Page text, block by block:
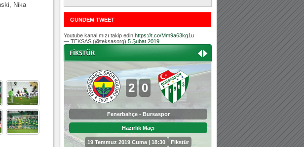
Nika
Hoş geldin Kerem Bebek!
Tribünlerimizden Mesut Ulusoy'un (Duka)
Hoş geldin Aslan bebek!
Teksas tribününden Kaan İnal'ın dünya ta
Hoş geldin Güneş bebek!
Teksas tribününden Sadettin Çetinoğlu'nu
GÜNDEM TWEET
Youtube kanalımızı takip edin!https://t.co/Mm9a63kg1u
— TEKSAS (@teksasorg) 5 Şubat 2019
Altınordu
Hafta
2 0
Fenerbahçe - Bursaspor
Hazırlık Maçı
19 Temmuz 2019 Cuma | 18:30 Fikstür
0 3
Bursaspor - Sepahan
Hazırlık Maçı
25 Temmuz 2019 Perşembe |